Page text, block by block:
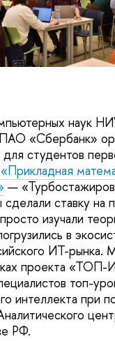
наук
«Сбербанк»
студентов
«Прикладная
—
ставку на
изучали
в
ИТ-рынка.
проекта «ТОП-
топ-
интеллекта при
РФ.